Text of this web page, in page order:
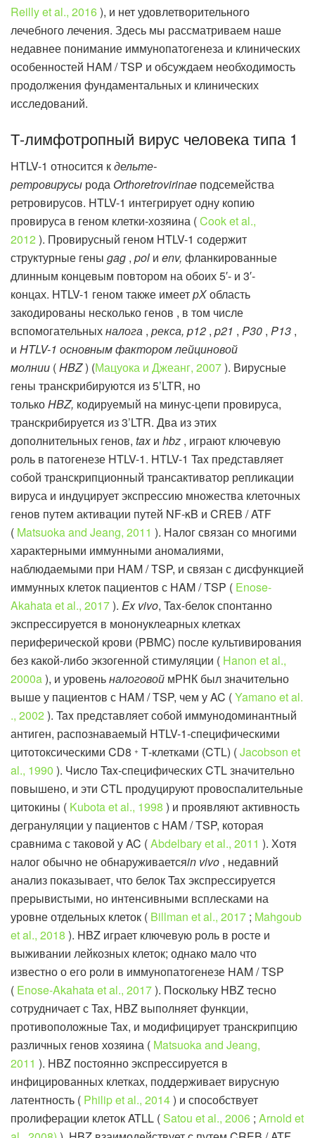
Reilly et al., 2016), и нет удовлетворительного
лечебного лечения. Здесь мы рассматриваем наше
недавнее понимание иммунопатогенеза и клинических
особенностей HAM / TSP и обсуждаем необходимость
продолжения фундаментальных и клинических
исследований.
Т-лимфотропный вирус человека типа 1
HTLV-1 относится кдельте-
ретровирусы рода Orthoretrovirinae подсемейства
ретровирусов. HTLV-1 интегрирует одну копию
провируса в геном клетки-хозяина (Cook et al.,
2012 ). Провирусный геном HTLV-1 содержит
структурные гены gag , pol и env, фланкированные
длинным концевым повтором на обоих 5′- и 3′-
концах. HTLV-1 геном также имеетрХобласть
закодированы несколько генов , в том числе
вспомогательныхналога , рекса, p12 , p21 , P30 , P13 ,
и HTLV-1 основным фактором лейциновой
молнии (HBZ) (Мацуока и Джеанг, 2007). Вирусные
гены транскрибируются из 5’LTR, но
толькоHBZ, кодируемый на минус-цепи провируса,
транскрибируется из 3’LTR. Два из этих
дополнительных генов, taxи hbz , играют ключевую
роль в патогенезе HTLV-1. HTLV-1 Tax представляет
собой транскрипционный трансактиватор репликации
вируса и индуцирует экспрессию множества клеточных
генов путем активации путей NF-κB и CREB / ATF
( Matsuoka and Jeang, 2011 ). Налог связан со многими
характерными иммунными аномалиями,
наблюдаемыми при HAM / TSP, и связан с дисфункцией
иммунных клеток пациентов с HAM / TSP ( Enose-
Akahata et al., 2017). Ex vivo, Tax-белок спонтанно
экспрессируется в мононуклеарных клетках
периферической крови (PBMC) после культивирования
без какой-либо экзогенной стимуляции ( Hanon et al.,
2000a), и уровеньналоговой мРНК был значительно
выше у пациентов с HAM / TSP, чем у AC (Yamano et al.
., 2002 ). Tax представляет собой иммунодоминантный
антиген, распознаваемый HTLV-1-специфическими
цитотоксическими CD8 + Т-клетками (CTL) (Jacobson et
al., 1990 ). Число Tax-специфических CTL значительно
повышено, и эти CTL продуцируют провоспалительные
цитокины ( Kubota et al., 1998 ) и проявляют активность
дегрануляции у пациентов с HAM / TSP, которая
сравнима с таковой у AC (Abdelbary et al., 2011 ). Хотя
налог обычно не обнаруживаетсяin vivo , недавний
анализ показывает, что белок Tax экспрессируется
прерывистыми, но интенсивными всплесками на
уровне отдельных клеток ( Billman et al., 2017 ; Mahgoub
et al., 2018 ). HBZ играет ключевую роль в росте и
выживании лейкозных клеток; однако мало что
известно о его роли в иммунопатогенезе HAM / TSP
( Enose-Akahata et al., 2017). Поскольку HBZ тесно
сотрудничает с Tax, HBZ выполняет функции,
противоположные Tax, и модифицирует транскрипцию
различных генов хозяина ( Matsuoka and Jeang,
2011 ). HBZ постоянно экспрессируется в
инфицированных клетках, поддерживает вирусную
латентность ( Philip et al., 2014) и способствует
пролиферации клеток ATLL (Satou et al., 2006 ; Arnold et